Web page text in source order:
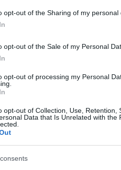
opt-out of the Sharing of my personal
opt-out of the Sale of my Personal
opt-out of processing my Personal
opt-out of Collection, Use, Retention,
Data that Is Unrelated with the
με 75 κιλά